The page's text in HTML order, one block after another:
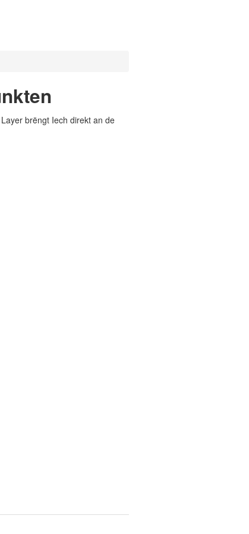
brëngt Iech direkt an de